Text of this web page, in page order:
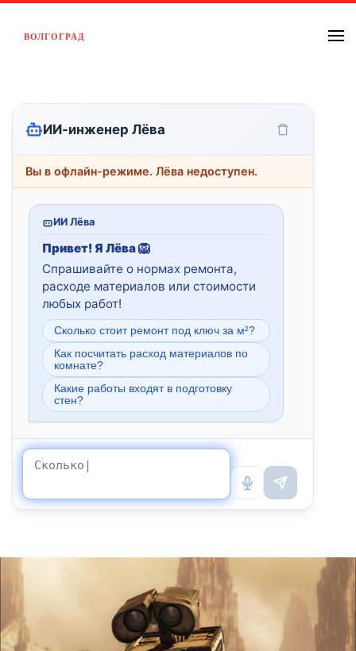
ВОЛГОГРАД
ИИ-инженер Лёва
Вы в офлайн-режиме. Лёва недоступен.
ИИ Лёва
Привет! Я Лёва 🦁
Спрашивайте о нормах ремонта,
расходе материалов или стоимости
любых работ!
Сколько стоит ремонт под ключ за м²?
Как посчитать расход материалов по
комнате?
Какие работы входят в подготовку
стен?